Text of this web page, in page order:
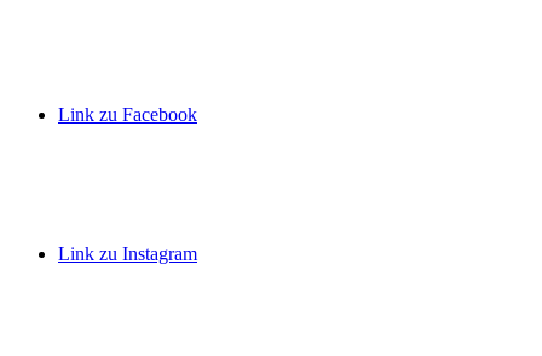
Link zu Facebook
Link zu Instagram